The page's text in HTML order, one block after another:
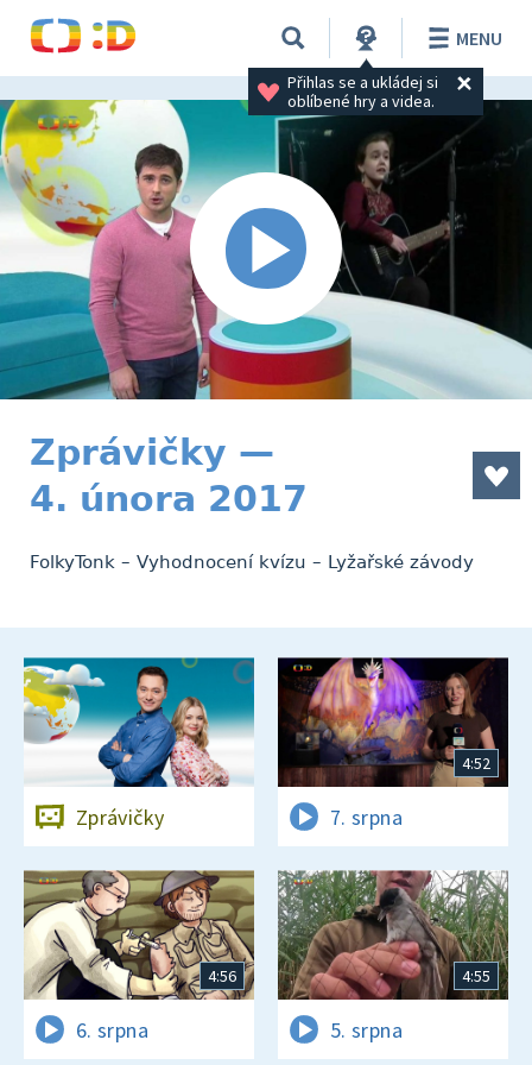
Přihlas se a ukládej si
oblíbené hry a videa.
MENU
Zprávičky —
4. února 2017
FolkyTonk – Vyhodnocení kvízu – Lyžařské závody
Zprávičky
4:52
7. srpna
4:56
6. srpna
4:55
5. srpna